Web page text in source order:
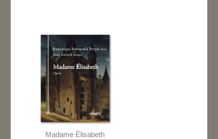
Madame Élisabeth